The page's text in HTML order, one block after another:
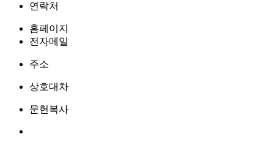
연락처
홈페이지
전자메일
주소
상호대차
문헌복사